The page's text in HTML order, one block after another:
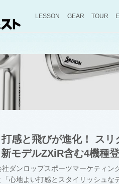
LESSON GEAR TOUR
打感と飛びが進化！ ス
モデルZXiR含む4機種
社ダンロップスポーツマーケティン
「心地よい打感とスタイリッシュ